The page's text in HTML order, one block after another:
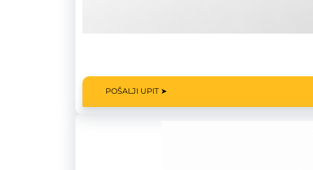
POŠALJI UPIT ➤